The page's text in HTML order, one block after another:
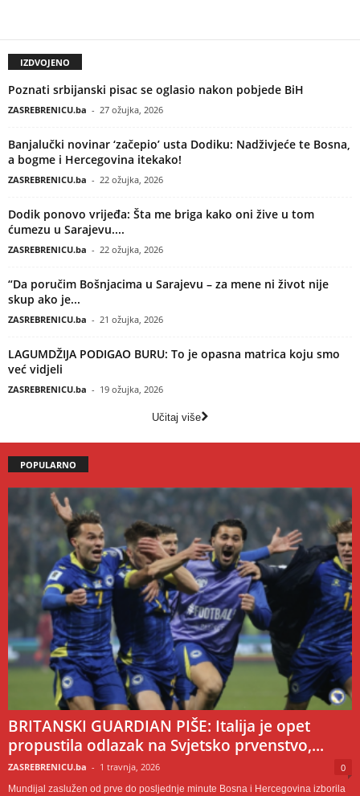
IZDVOJENO
Poznati srbijanski pisac se oglasio nakon pobjede BiH
ZASREBRENICU.ba - 27 ožujka, 2026
Banjalučki novinar ‘začepio’ usta Dodiku: Nadživjeće te Bosna,
a bogme i Hercegovina itekako!
ZASREBRENICU.ba - 22 ožujka, 2026
Dodik ponovo vrijeđa: Šta me briga kako oni žive u tom
ćumezu u Sarajevu....
ZASREBRENICU.ba - 22 ožujka, 2026
“Da poručim Bošnjacima u Sarajevu – za mene ni život nije
skup ako je...
ZASREBRENICU.ba - 21 ožujka, 2026
LAGUMDŽIJA PODIGAO BURU: To je opasna matrica koju smo
već vidjeli
ZASREBRENICU.ba - 19 ožujka, 2026
Učitaj više
POPULARNO
BRITANSKI GUARDIAN PIŠE: Italija je opet
propustila odlazak na Svjetsko prvenstvo,...
ZASREBRENICU.ba - 1 travnja, 2026 0
Mundijal zaslužen od prve do posljednje minute Bosna i Hercegovina izborila